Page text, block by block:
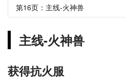
第16页： 主线-火神兽
主线-火神兽
获得抗火服